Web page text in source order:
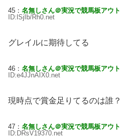
45： 名無しさん＠実況で競馬板アウト
ID:lSjIb/Rh0.net
グレイルに期待してる
46： 名無しさん＠実況で競馬板アウト
ID:e4JJnAIX0.net
現時点で賞金足りてるのは誰？
47： 名無しさん＠実況で競馬板アウト
ID:DRsV19370.net